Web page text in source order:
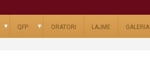
▼ QFP ▼ ORATORI LAJME GALERIA